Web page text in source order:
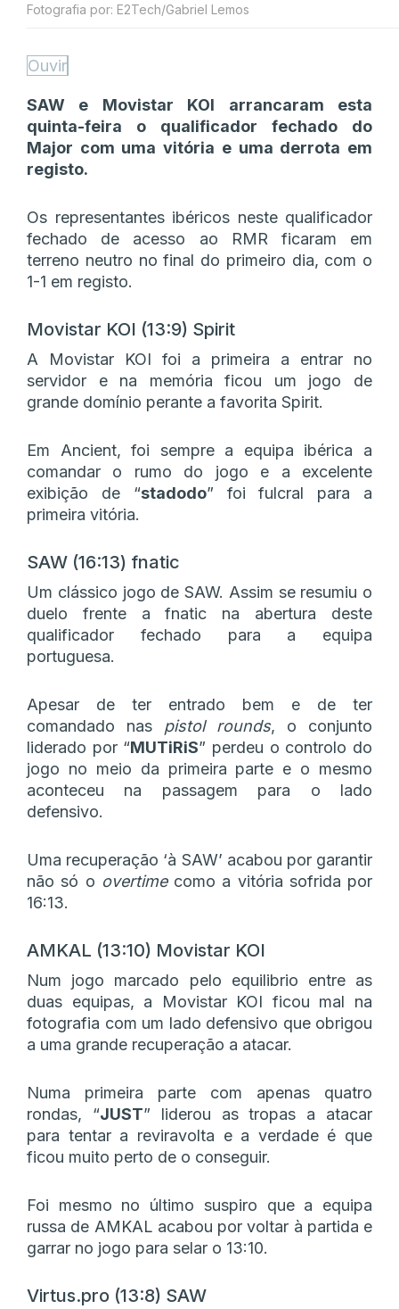
Fotografia por: E2Tech/Gabriel Lemos
Ouvir
SAW e Movistar KOI arrancaram esta
quinta-feira o qualificador fechado do
Major com uma vitória e uma derrota em
registo.
Os representantes ibéricos neste qualificador
fechado de acesso ao RMR ficaram em
terreno neutro no final do primeiro dia, com o
1-1 em registo.
Movistar KOI (13:9) Spirit
A Movistar KOI foi a primeira a entrar no
servidor e na memória ficou um jogo de
grande domínio perante a favorita Spirit.
Em Ancient, foi sempre a equipa ibérica a
comandar o rumo do jogo e a excelente
exibição de “stadodo” foi fulcral para a
primeira vitória.
SAW (16:13) fnatic
Um clássico jogo de SAW. Assim se resumiu o
duelo frente a fnatic na abertura deste
qualificador fechado para a equipa
portuguesa.
Apesar de ter entrado bem e de ter
comandado nas pistol rounds, o conjunto
liderado por “MUTiRiS” perdeu o controlo do
jogo no meio da primeira parte e o mesmo
aconteceu na passagem para o lado
defensivo.
Uma recuperação ‘à SAW’ acabou por garantir
não só o overtimecomo a vitória sofrida por
16:13.
AMKAL (13:10) Movistar KOI
Num jogo marcado pelo equilibrio entre as
duas equipas, a Movistar KOI ficou mal na
fotografia com um lado defensivo que obrigou
a uma grande recuperação a atacar.
Numa primeira parte com apenas quatro
rondas, “JUST” liderou as tropas a atacar
para tentar a reviravolta e a verdade é que
ficou muito perto de o conseguir.
Foi mesmo no último suspiro que a equipa
russa de AMKAL acabou por voltar à partida e
garrar no jogo para selar o 13:10.
Virtus.pro (13:8) SAW